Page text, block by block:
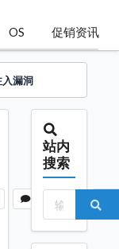
OS 促销资讯
漏洞
暂无评论
站内
搜索